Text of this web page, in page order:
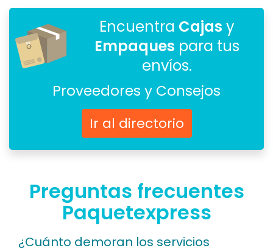
Encuentra Cajas y
Empaques para tus
envíos.
Proveedores y Consejos
Ir al directorio
Preguntas frecuentes
Paquetexpress
¿Cuánto demoran los servicios